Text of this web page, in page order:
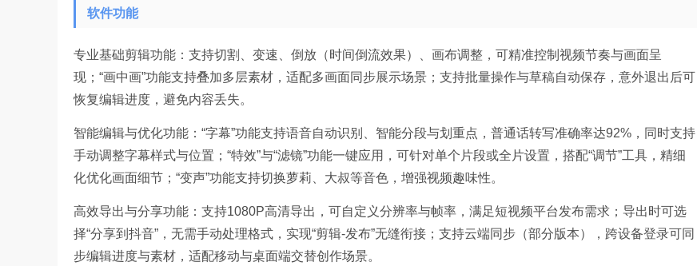
软件功能
专业基础剪辑功能：支持切割、变速、倒放（时间倒流效果）、画布调整，可精准控制视频节奏与画面呈
现；“画中画”功能支持叠加多层素材，适配多画面同步展示场景；支持批量操作与草稿自动保存，意外退出后可
恢复编辑进度，避免内容丢失。
智能编辑与优化功能：“字幕”功能支持语音自动识别、智能分段与划重点，普通话转写准确率达92%，同时支持
手动调整字幕样式与位置；“特效”与“滤镜”功能一键应用，可针对单个片段或全片设置，搭配“调节”工具，精细
化优化画面细节；“变声”功能支持切换萝莉、大叔等音色，增强视频趣味性。
高效导出与分享功能：支持1080P高清导出，可自定义分辨率与帧率，满足短视频平台发布需求；导出时可选
择“分享到抖音”，无需手动处理格式，实现“剪辑-发布”无缝衔接；支持云端同步（部分版本），跨设备登录可同
步编辑进度与素材，适配移动与桌面端交替创作场景。